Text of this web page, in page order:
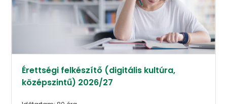
Érettségi felkészítő (digitális kultúra,
középszintű) 2026/27